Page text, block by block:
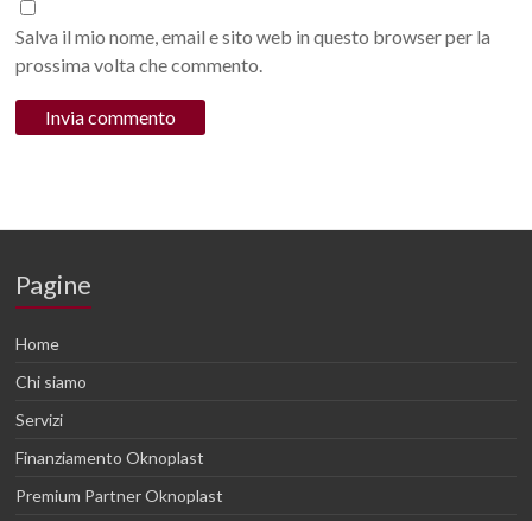
Salva il mio nome, email e sito web in questo browser per la
prossima volta che commento.
Pagine
Home
Chi siamo
Servizi
Finanziamento Oknoplast
Premium Partner Oknoplast